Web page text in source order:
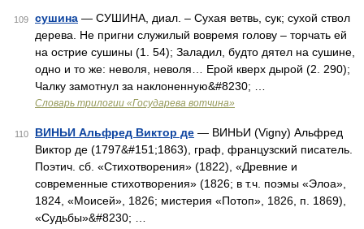
109 сушина — СУШИНА, диал. – Сухая ветвь, сук; сухой ствол
дерева. Не пригни служилый вовремя голову – торчать ей
на острие сушины (1. 54); Заладил, будто дятел на сушине,
одно и то же: неволя, неволя… Ерой кверх дырой (2. 290);
Чалку замотнул за наклоненную&#8230; …
Словарь трилогии «Государева вотчина»
110 ВИНЬИ Альфред Виктор де — ВИНЬИ (Vigny) Альфред
Виктор де (1797&#151;1863), граф, французский писатель.
Поэтич. сб. «Стихотворения» (1822), «Древние и
современные стихотворения» (1826; в т.ч. поэмы «Элоа»,
1824, «Моисей», 1826; мистерия «Потоп», 1826, п. 1869),
«Судьбы»&#8230; …